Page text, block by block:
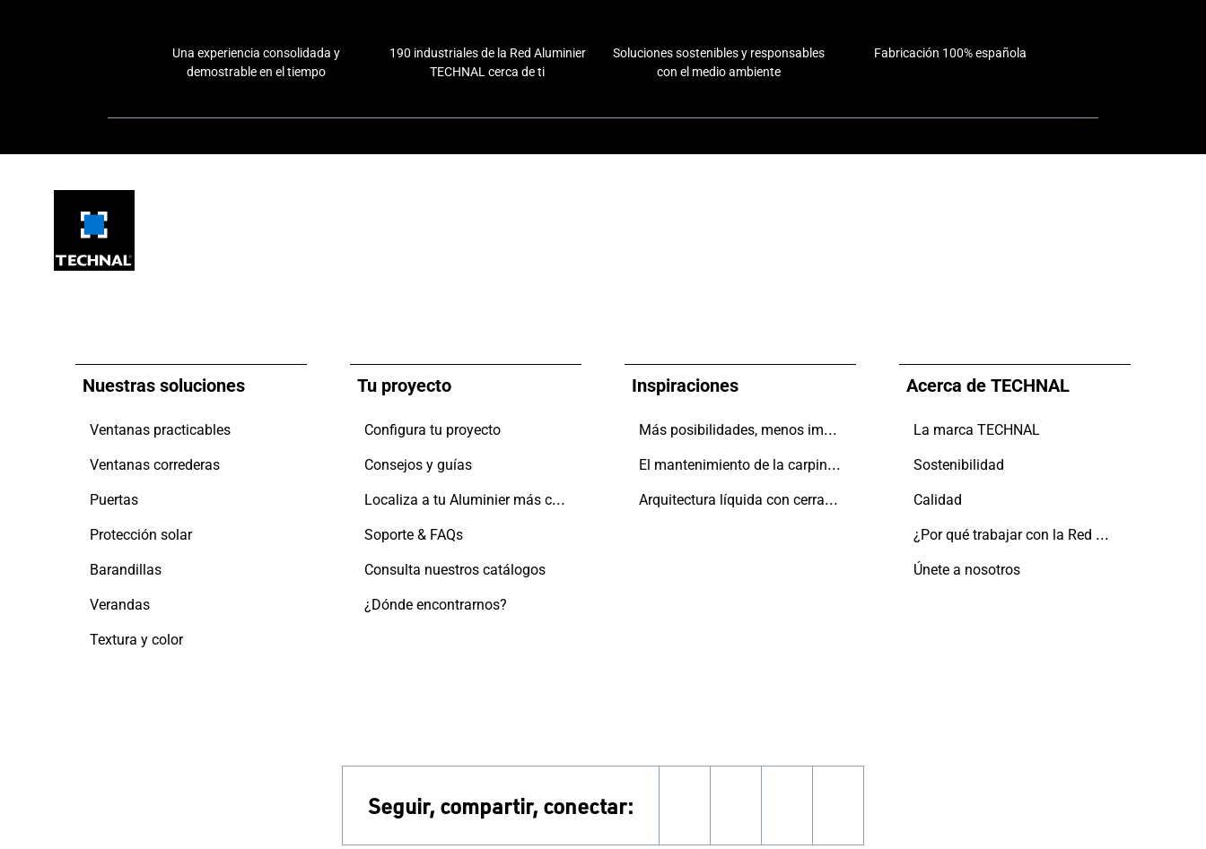
Una experiencia consolidada y
demostrable en el tiempo
190 industriales de la Red Aluminier
TECHNAL cerca de ti
Soluciones sostenibles y responsables
con el medio ambiente
Fabricación 100% española
Nuestras soluciones
Ventanas practicables
Ventanas correderas
Puertas
Protección solar
Barandillas
Verandas
Textura y color
Tu proyecto
Configura tu proyecto
Consejos y guías
Localiza a tu Aluminier más cercano
Soporte & FAQs
Consulta nuestros catálogos
¿Dónde encontrarnos?
Inspiraciones
Más posibilidades, menos impacto
El mantenimiento de la carpintería
Arquitectura líquida con cerramientos TECHNAL
Acerca de TECHNAL
La marca TECHNAL
Sostenibilidad
Calidad
¿Por qué trabajar con la Red Aluminier TECHNAL?
Únete a nosotros
Seguir, compartir, conectar: